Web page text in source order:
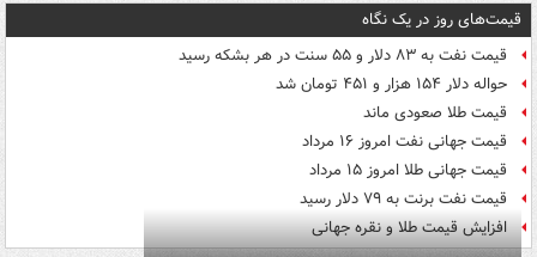
قیمت‌های روز در یک نگاه
قیمت نفت به ۸۳ دلار و ۵۵ سنت در هر بشکه رسید
حواله دلار ۱۵۴ هزار و ۴۵۱ تومان شد
قیمت طلا صعودی ماند
قیمت جهانی نفت امروز ۱۶ مرداد
قیمت جهانی طلا امروز ۱۵ مرداد
قیمت نفت برنت به ۷۹ دلار رسید
افزایش قیمت طلا و نقره جهانی